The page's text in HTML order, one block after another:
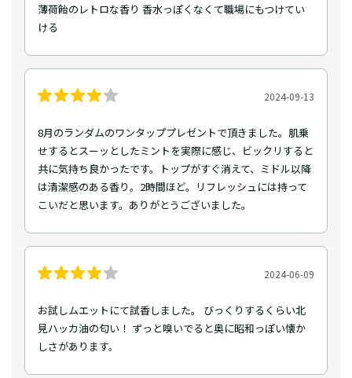
薄荷飴のレトロな香り 香水っぽくなくて職場にもつけてい
ける
2024-09-13
8月のランダムのワンタッププレゼントで頂きました。肌乗
せするとスーッとしたミントを実際に感じ、ビックリすると
共に気持ち良かったです。トップがすぐ消えて、ミドル以降
は清潔感のある香り。2時間ほど。リフレッシュには持って
こいだと思います。ありがとうございました。
2024-06-09
お試しムエットにて試香しました。 びっくりするくらい北
見ハッカ油の匂い！ ずっと嗅いでると奥に昭和っぽい懐か
しさがあります。